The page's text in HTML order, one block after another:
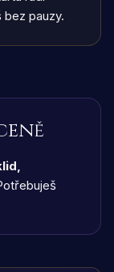
bez pauzy.